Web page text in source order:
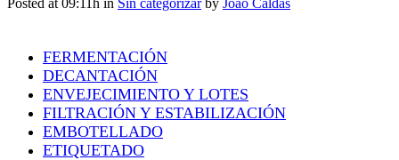
FERMENTACIÓN
DECANTACIÓN
ENVEJECIMIENTO Y LOTES
FILTRACIÓN Y ESTABILIZACIÓN
EMBOTELLADO
ETIQUETADO